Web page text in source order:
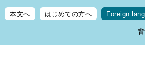
本文へ はじめての方へ Foreign